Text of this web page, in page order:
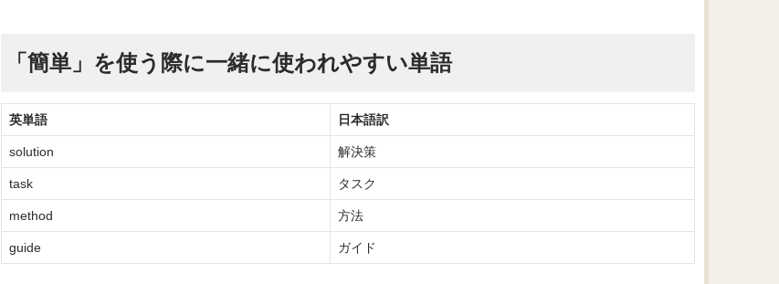
「簡単」を使う際に一緒に使われやすい単語
英単語 日本語訳
solution 解決策
task タスク
method 方法
guide ガイド